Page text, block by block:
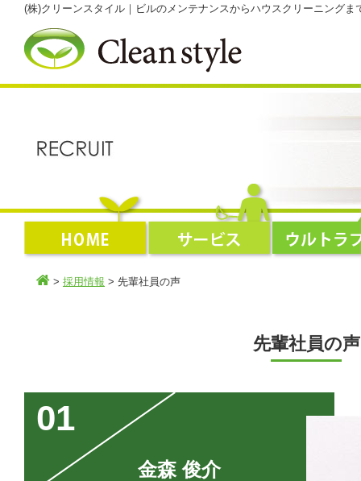
(株)クリーンスタイル｜ビルのメンテナンスからハウスクリーニング
> 採用情報 > 先輩社員の声
先輩社員の声
金森 俊介
01